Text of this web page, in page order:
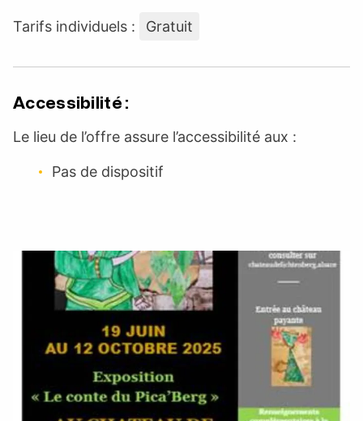
Tarifs individuels : Gratuit
Accessibilité :
Le lieu de l’offre assure l’accessibilité aux :
Pas de dispositif